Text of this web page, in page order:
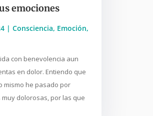
emociones
| Consciencia, Emoción,
con benevolencia aun
en dolor. Entiendo que
mismo he pasado por
dolorosas, por las que